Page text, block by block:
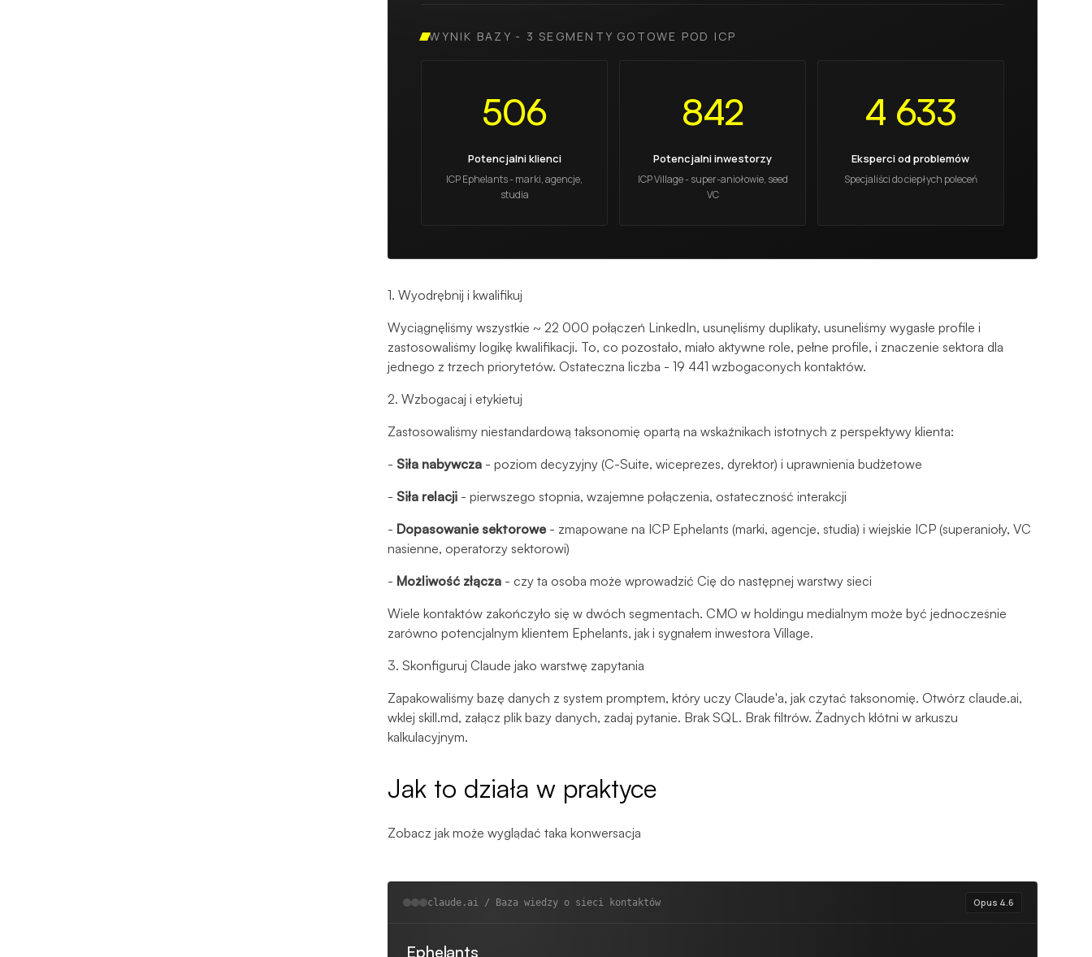
WYNIK BAZY - 3 SEGMENTY GOTOWE POD ICP
506
Potencjalni klienci
ICP Ephelants - marki, agencje,
studia
842
Potencjalni inwestorzy
ICP Village - super-aniołowie, seed
VC
4 633
Eksperci od problemów
Specjaliści do ciepłych poleceń
1. Wyodrębnij i kwalifikuj
Wyciągnęliśmy wszystkie ~ 22 000 połączeń LinkedIn, usunęliśmy duplikaty, usuneliśmy wygasłe profile i
zastosowaliśmy logikę kwalifikacji. To, co pozostało, miało aktywne role, pełne profile, i znaczenie sektora dla
jednego z trzech priorytetów. Ostateczna liczba - 19 441 wzbogaconych kontaktów.
2. Wzbogacaj i etykietuj
Zastosowaliśmy niestandardową taksonomię opartą na wskaźnikach istotnych z perspektywy klienta:
- Siła nabywcza - poziom decyzyjny (C-Suite, wiceprezes, dyrektor) i uprawnienia budżetowe
- Siła relacji - pierwszego stopnia, wzajemne połączenia, ostateczność interakcji
- Dopasowanie sektorowe- zmapowane na ICP Ephelants (marki, agencje, studia) i wiejskie ICP (superanioły, VC
nasienne, operatorzy sektorowi)
- Możliwość złącza - czy ta osoba może wprowadzić Cię do następnej warstwy sieci
Wiele kontaktów zakończyło się w dwóch segmentach. CMO w holdingu medialnym może być jednocześnie
zarówno potencjalnym klientem Ephelants, jak i sygnałem inwestora Village.
3. Skonfiguruj Claude jako warstwę zapytania
Zapakowaliśmy bazę danych z system promptem, który uczy Claude'a, jak czytać taksonomię. Otwórz claude.ai,
wklej skill.md, załącz plik bazy danych, zadaj pytanie. Brak SQL. Brak filtrów. Żadnych kłótni w arkuszu
kalkulacyjnym.
Jak to działa w praktyce
Zobacz jak może wyglądać taka konwersacja
claude.ai / Baza wiedzy o sieci kontaktów Opus 4.6
Ephelants